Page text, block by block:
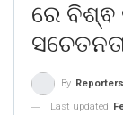
ରେ ବିଶ୍ଵ
By
Last updated